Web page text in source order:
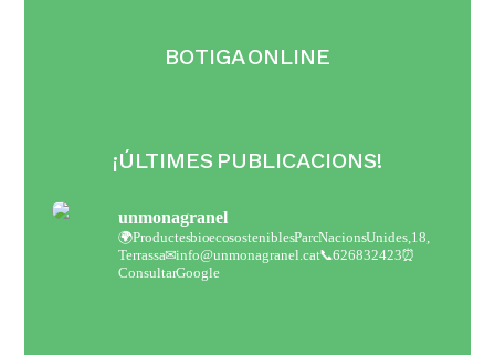
BOTIGA ONLINE
¡ÚLTIMES PUBLICACIONS!
unmonagranel
🌍Productes bio eco sosteniblesParc Nacions Unides,18,
Terrassa✉ info@unmonagranel.cat📞 626832423⏰
Consultar Google